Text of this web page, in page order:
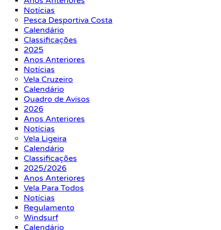
Notícias
Pesca Desportiva Costa
Calendário
Classificações
2025
Anos Anteriores
Notícias
Vela Cruzeiro
Calendário
Quadro de Avisos
2026
Anos Anteriores
Notícias
Vela Ligeira
Calendário
Classificações
2025/2026
Anos Anteriores
Vela Para Todos
Notícias
Regulamento
Windsurf
Calendário